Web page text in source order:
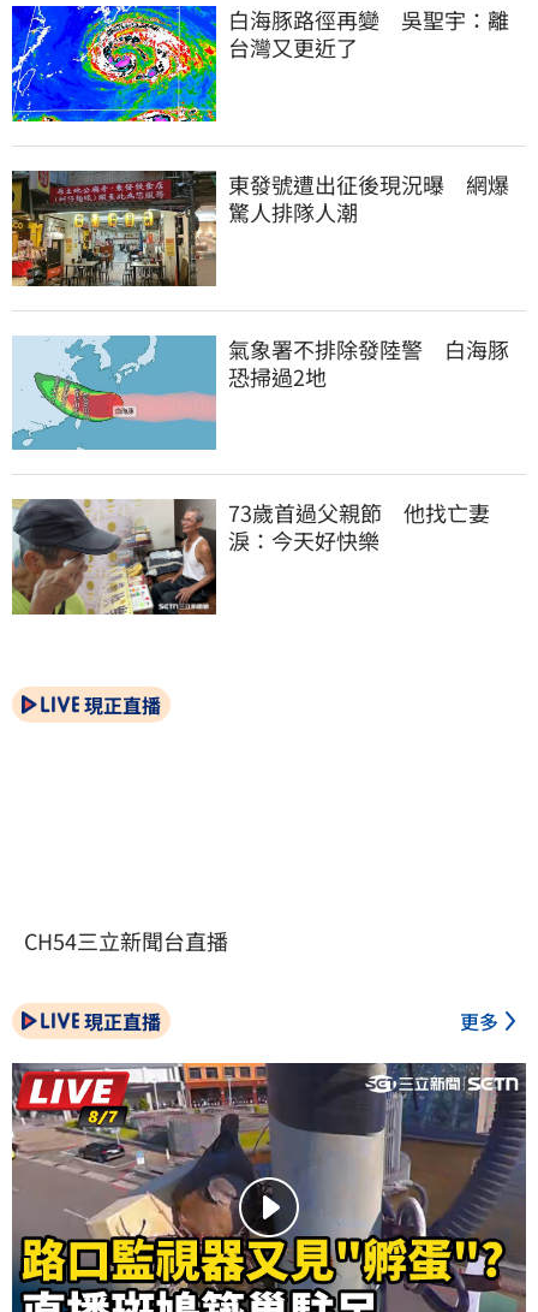
白海豚路徑再變　吳聖宇：離
台灣又更近了
東發號遭出征後現況曝　網爆
驚人排隊人潮
氣象署不排除發陸警　白海豚
恐掃過2地
73歲首過父親節　他找亡妻
淚：今天好快樂
現正直播
CH54三立新聞台直播
現正直播 更多